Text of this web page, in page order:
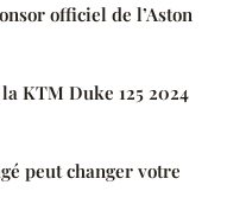
officiel de l’Aston
KTM Duke 125 2024
peut changer votre